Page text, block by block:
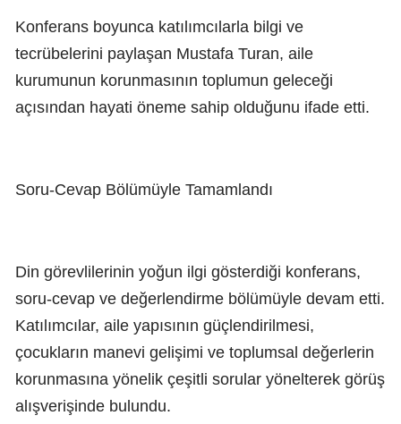
Konferans boyunca katılımcılarla bilgi ve
tecrübelerini paylaşan Mustafa Turan, aile
kurumunun korunmasının toplumun geleceği
açısından hayati öneme sahip olduğunu ifade etti.
Soru-Cevap Bölümüyle Tamamlandı
Din görevlilerinin yoğun ilgi gösterdiği konferans,
soru-cevap ve değerlendirme bölümüyle devam etti.
Katılımcılar, aile yapısının güçlendirilmesi,
çocukların manevi gelişimi ve toplumsal değerlerin
korunmasına yönelik çeşitli sorular yönelterek görüş
alışverişinde bulundu.